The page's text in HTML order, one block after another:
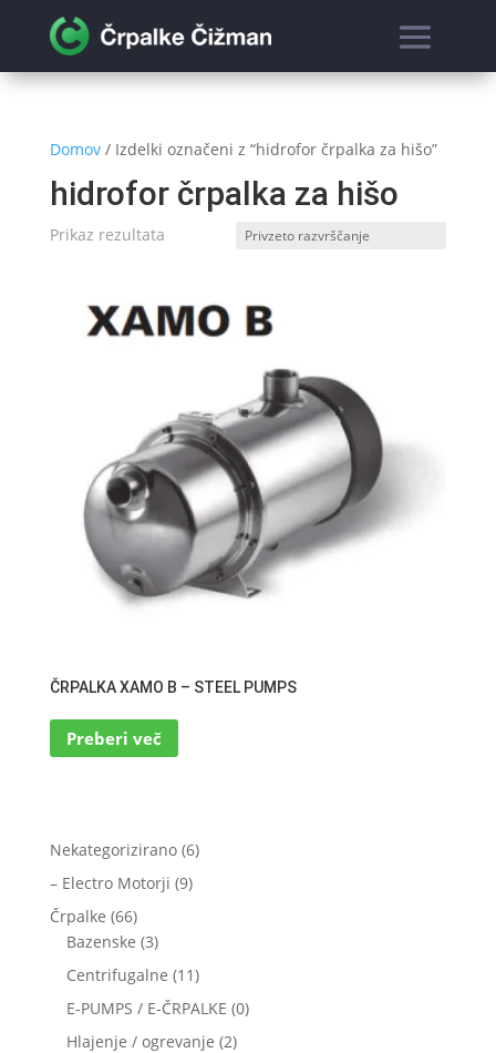
Domov/ Izdelki označeni z “hidrofor črpalka za hišo”
hidrofor črpalka za hišo
Prikaz rezultata
ČRPALKA XAMO B – STEEL PUMPS
Preberi več
Nekategorizirano 66
– Electro Motorji 99
Črpalke 6666
izdelkov
Bazenske 33
izdelki
Centrifugalne 1111
izdelkov
E-PUMPS / E-ČRPALKE 00
Hlajenje / ogrevanje 22